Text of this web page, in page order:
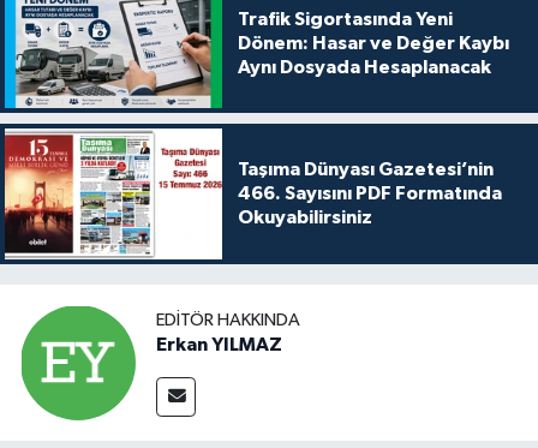
Trafik Sigortasında Yeni
Dönem: Hasar ve Değer Kaybı
Aynı Dosyada Hesaplanacak
Taşıma Dünyası Gazetesi’nin
466. Sayısını PDF Formatında
Okuyabilirsiniz
EDITÖR HAKKINDA
Erkan YILMAZ